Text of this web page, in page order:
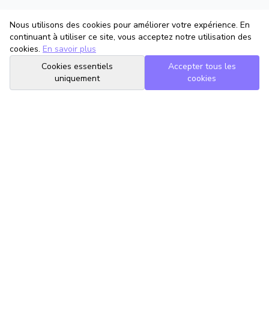
Nous utilisons des cookies pour améliorer votre expérience. En
continuant à utiliser ce site, vous acceptez notre utilisation des
cookies. En savoir plus
Cookies essentiels
uniquement
Accepter tous les
cookies